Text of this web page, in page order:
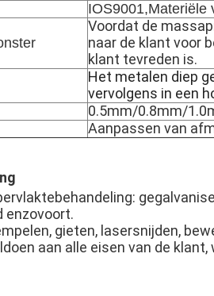
IOS9001,Materiële
Voordat de
naar de klant voor
klant tevreden is.
Het metalen diep
vervolgens in een
0.5mm/0.8mm/
Aanpassen van
enzovoort.
gieten, lasersnijden,
aan alle eisen van de